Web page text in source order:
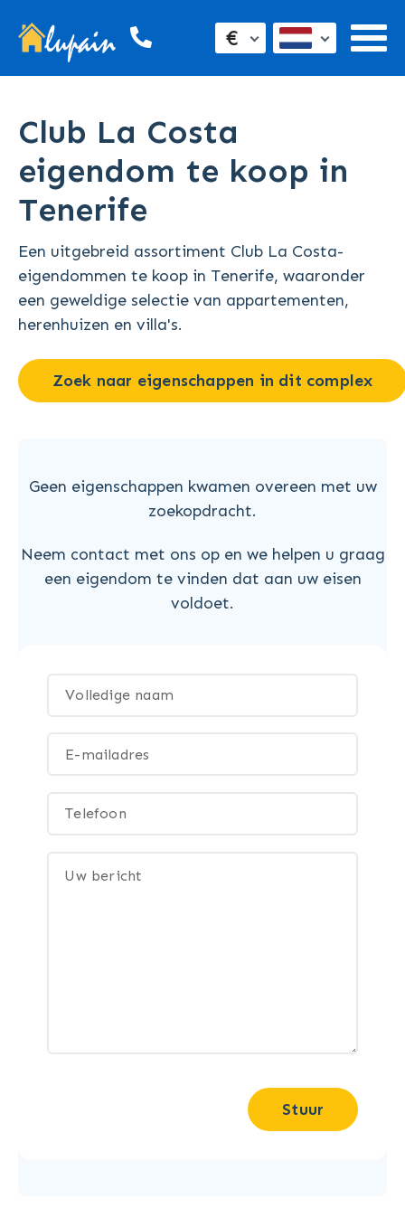
€
Club La Costa
eigendom te koop in
Tenerife
Een uitgebreid assortiment Club La Costa-
eigendommen te koop in Tenerife, waaronder
een geweldige selectie van appartementen,
herenhuizen en villa's.
Zoek naar eigenschappen in dit complex
Geen eigenschappen kwamen overeen met uw
zoekopdracht.
Neem contact met ons op en we helpen u graag
een eigendom te vinden dat aan uw eisen
voldoet.
Stuur